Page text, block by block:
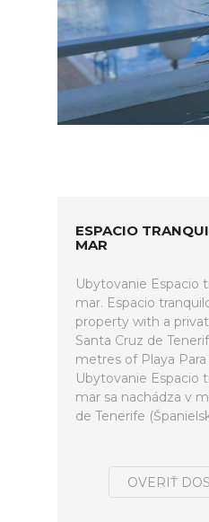
ESPACIO
MAR
Ubytovanie Espacio
mar. Espacio
property with a
Santa Cruz de
metres of Playa Para
Ubytovanie Espacio
mar sa nachádza v
de Tenerife
OVERIŤ